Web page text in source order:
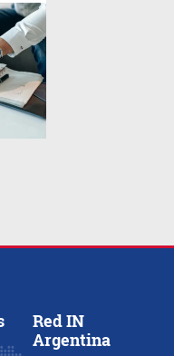
Red IN
Argentina